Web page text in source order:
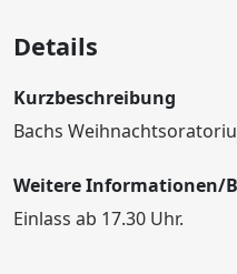
Details
Kurzbeschreibung
Bachs
Weitere Informationen/
Einlass ab 17.30 Uhr.